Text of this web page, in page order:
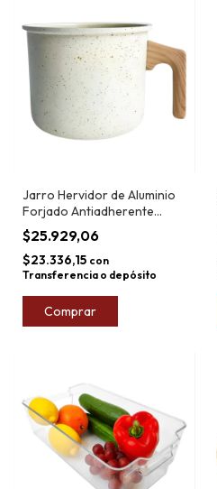
Jarro Hervidor de Aluminio
Forjado Antiadherente
Crema Carol 14cm 1,8L
$25.929,06
$23.336,15 con
Transferencia o depósito
Comprar